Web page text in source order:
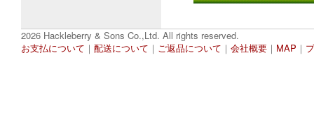
2026 Hackleberry & Sons Co.,Ltd. All rights reserved.
お支払について ｜ 配送について ｜ ご返品について ｜ 会社概要 ｜ MAP ｜